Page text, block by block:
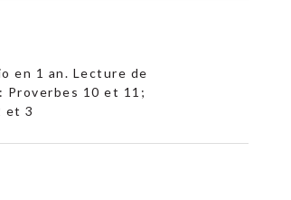
en 1 an. Lecture de
Proverbes 10 et 11;
et 3